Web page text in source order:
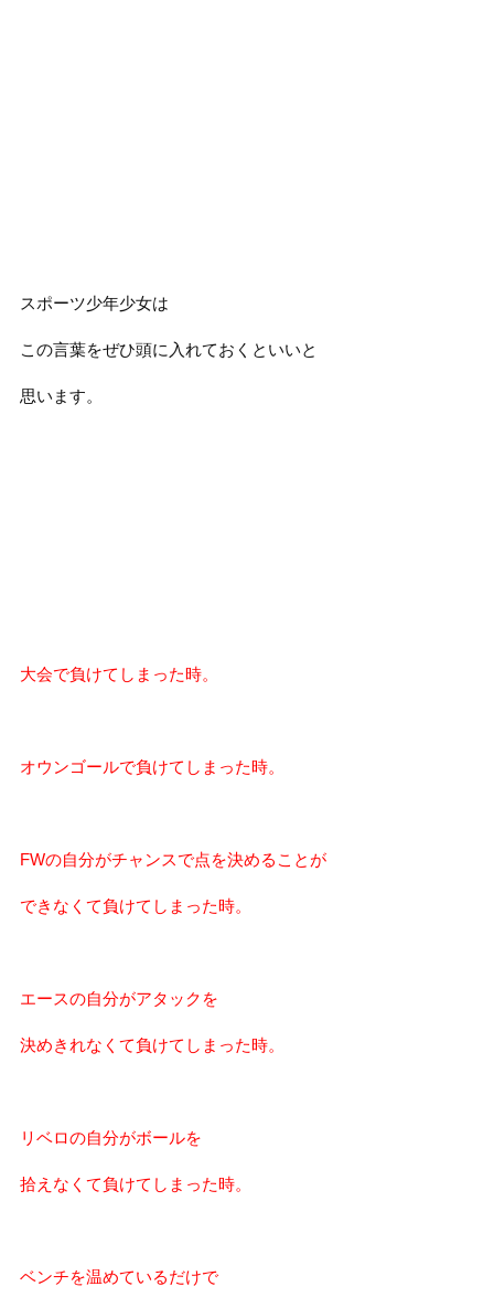
スポーツ少年少女は
この言葉をぜひ頭に入れておくといいと
思います。
大会で負けてしまった時。
オウンゴールで負けてしまった時。
FWの自分がチャンスで点を決めることが
できなくて負けてしまった時。
エースの自分がアタックを
決めきれなくて負けてしまった時。
リベロの自分がボールを
拾えなくて負けてしまった時。
ベンチを温めているだけで